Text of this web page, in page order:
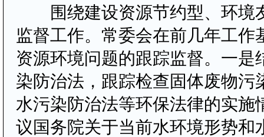
围绕建设资源节约型、环境
监督工作。常委会在前几年工作
资源环境问题的跟踪监督。一是
染防治法，跟踪检查固体废物污
水污染防治法等环保法律的实施
议国务院关于当前水环境形势和